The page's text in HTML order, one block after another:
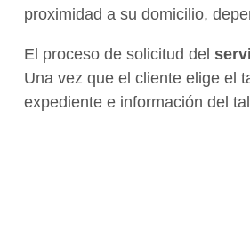
proximidad a su domicilio,
El proceso de solicitud del
Una vez que el cliente elige el
expediente e información del